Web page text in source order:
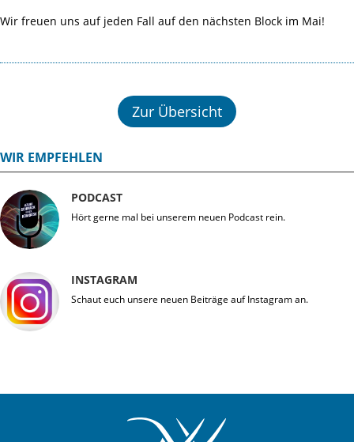
Wir freuen uns auf jeden Fall auf den nächsten Block im Mai!
Zur Übersicht
WIR EMPFEHLEN
PODCAST
Hört gerne mal bei unserem neuen Podcast rein.
INSTAGRAM
Schaut euch unsere neuen Beiträge auf Instagram an.